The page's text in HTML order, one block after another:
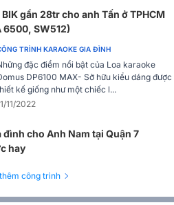
độ lấy mẫu 48 kHz, và bộ chuyển
rít, giúp âm thanh trở nên chân thực
gần 28tr cho anh Tấn ở TPHCM
6500, SW512)
TRÌNH KARAOKE GIA ĐÌNH
đặc điểm nổi bật của Loa karaoke
DP6100 MAX- Sở hữu kiểu dáng được
kế giống như một chiếc l...
11/2022
cho Anh Nam tại Quận 7
hay
công trình